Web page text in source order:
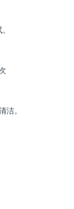
洁。